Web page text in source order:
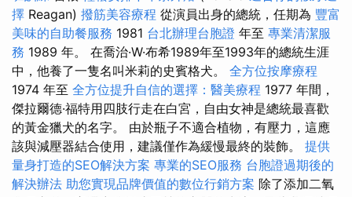
擇 Reagan) 撥筋美容療程 從演員出身的總統，任期為 豐富
美味的自助餐服務 1981 台北辦理台胞證 年至 專業清潔服
務 1989 年。 在喬治·W·布希1989年至1993年的總統生涯
中，他養了一隻名叫米莉的史賓格犬。 全方位按摩療程
1974 年至 全方位提升自信的選擇：醫美療程 1977 年間，
傑拉爾德·福特用四肢行走在白宮，自由女神是總統最喜歡
的黃金獵犬的名字。 由於瓶子不適合植物，有壓力，這應
該與減壓器結合使用，建議僅作為緩慢最終的裝飾。 提供
量身打造的SEO解決方案 專業的SEO服務 台胞證過期後的
解決辦法 助您實現品牌價值的數位行銷方案 除了添加二氧